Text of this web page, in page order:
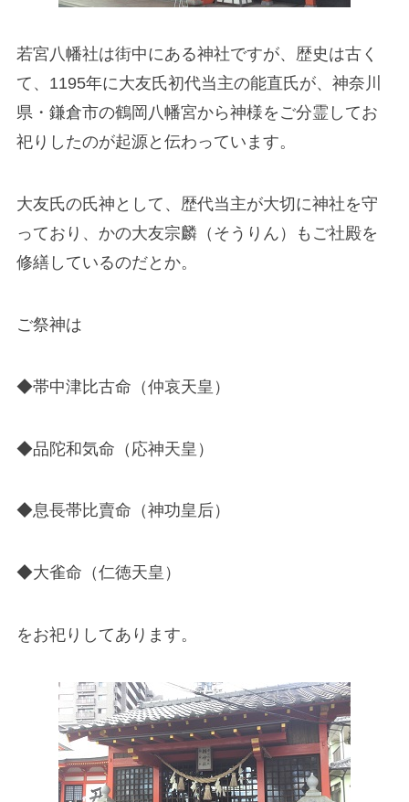
若宮八幡社は街中にある神社ですが、歴史は古く
て、1195年に大友氏初代当主の能直氏が、神奈川
県・鎌倉市の鶴岡八幡宮から神様をご分霊してお
祀りしたのが起源と伝わっています。
大友氏の氏神として、歴代当主が大切に神社を守
っており、かの大友宗麟（そうりん）もご社殿を
修繕しているのだとか。
ご祭神は
◆帯中津比古命（仲哀天皇）
◆品陀和気命（応神天皇）
◆息長帯比賣命（神功皇后）
◆大雀命（仁徳天皇）
をお祀りしてあります。